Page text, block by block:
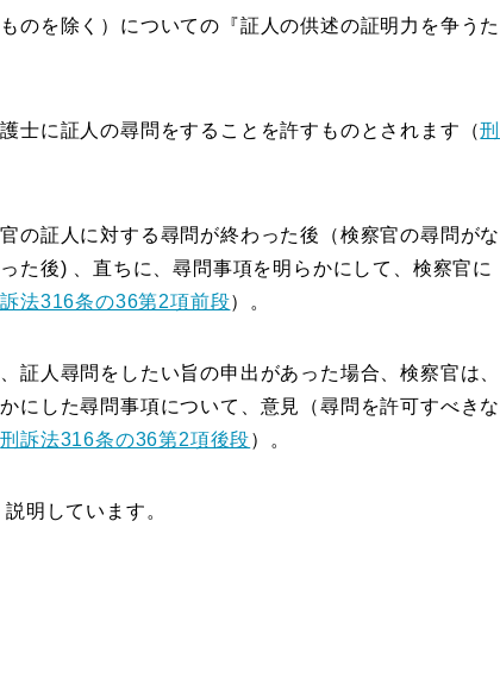
のを除く）についての『証人の供述の証明力を争うた
士に証人の尋問をすることを許すものとされます（刑
の証人に対する尋問が終わった後（検察官の尋問がな
た後) 、直ちに、尋問事項を明らかにして、検察官に
法316条の36第2項前段）。
証人尋問をしたい旨の申出があった場合、検察官は、
にした尋問事項について、意見（尋問を許可すべきな
刑訴法316条の36第2項後段）。
明しています。